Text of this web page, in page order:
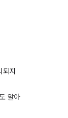
지
알아